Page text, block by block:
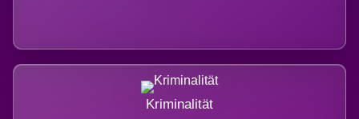
Kriminalität